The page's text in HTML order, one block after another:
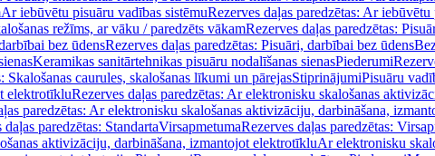
Ar iebūvētu pisuāru vadības sistēmuRezerves daļas paredzētas: Ar
režīms, ar vāku / paredzēts vākamRezerves daļas paredzētas:
bez ūdensRezerves daļas paredzētas: Pisuāri, darbībai bez ūdens
Keramikas sanitārtehnikas pisuāru nodalīšanas sienasPiederumi
Skalošanas caurules, skalošanas līkumi un pārejasStiprinājumiPisuāru
elektrotīkluRezerves daļas paredzētas: Ar elektronisku skalošanas
paredzētas: Ar elektronisku skalošanas aktivizāciju, darbināšana,
daļas paredzētas: StandartaVirsapmetumaRezerves daļas paredzētas:
aktivizāciju, darbināšana, izmantojot elektrotīkluAr elektronisku